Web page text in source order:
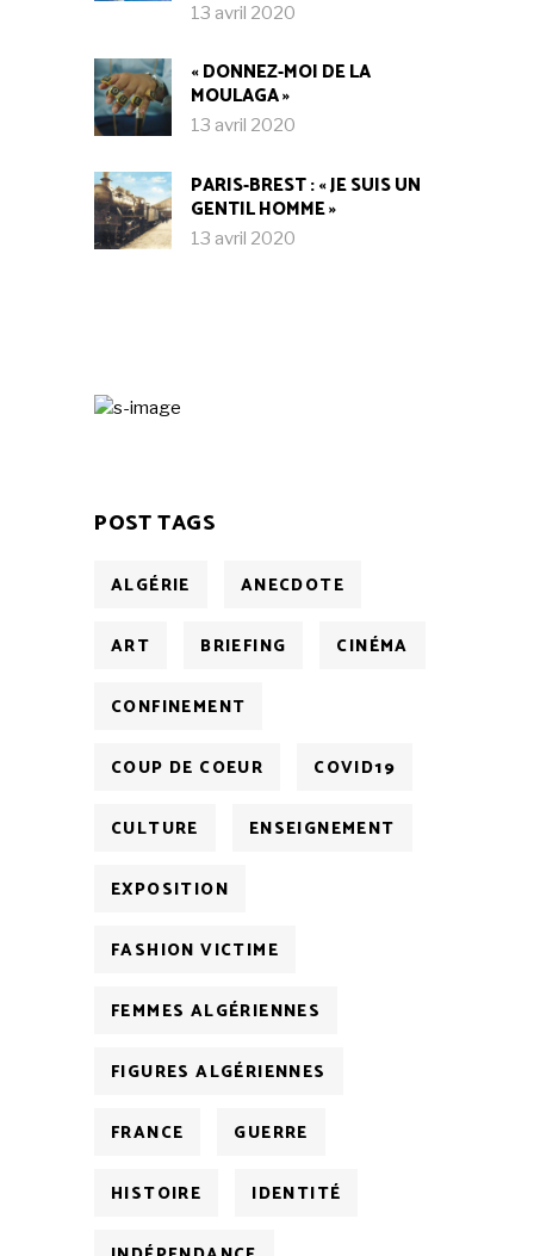
13 avril 2020
« DONNEZ-MOI DE LA
MOULAGA »
13 avril 2020
PARIS-BREST : « JE SUIS UN
GENTIL HOMME »
13 avril 2020
POST TAGS
ALGÉRIE ANECDOTE
ART BRIEFING CINÉMA
CONFINEMENT
COUP DE COEUR COVID19
CULTURE ENSEIGNEMENT
EXPOSITION
FASHION VICTIME
FEMMES ALGÉRIENNES
FIGURES ALGÉRIENNES
FRANCE GUERRE
HISTOIRE IDENTITÉ